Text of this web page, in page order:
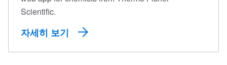
Scientific.
자세히 보기